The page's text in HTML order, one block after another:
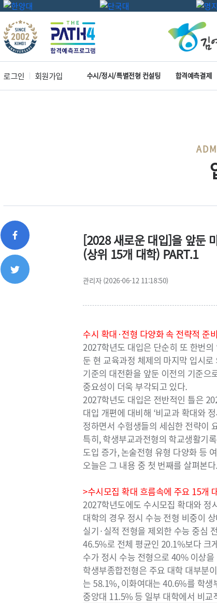
로그인 회원가입 수시/정시/특별전형 컨설팅 합격예측결제
[2028 새로운 대입]을 앞둔
(상위 15개 대학) PART.1
관리자 (2026-06-12 11:18:50)
수시 확대·전형 다양화 속 전략적 준
2027학년도 대입은 단순히 또 한번
둔 현 교육과정 체제의 마지막 입시로
기준의 대전환을 앞둔 이전의 기준으
중요성이 더욱 부각되고 있다.
2027학년도 대입은 전반적인 틀은
대입 개편에 대비해 ‘비교과 확대와
정하면서 수험생들의 세심한 전략이
특히,학생부교과전형의 학교생활기
도입 증가,논술전형 유형 다양화 등
오늘은 그 내용 중 첫 번째를 살펴본다
>수시모집 확대 흐름속에 주요 15개
2027학년도에도 수시모집 확대와 정
대학의 경우 정시 수능 전형 비중이
실기·실적 전형을 제외한 수능 중심
46.5%로 전체 평균인 20.1%보다 크
수가 정시 수능 전형으로40%이상
학생부종합전형은 주요 대학 대부분
는58.1%,이화여대는40.6%를 학생
중앙대 11.5%등 일부 대학에서 비